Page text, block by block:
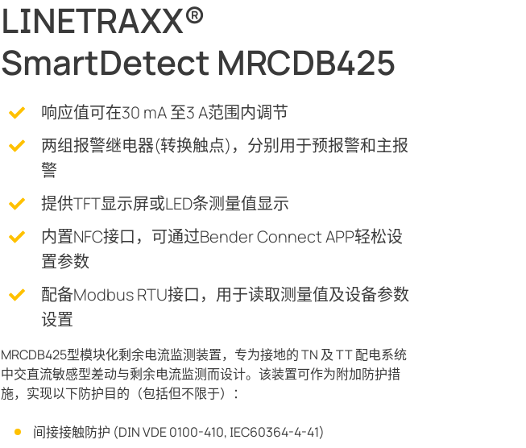
LINETRAXX®
SmartDetect MRCDB425
响应值可在30 mA 至3 A范围内调节
两组报警继电器(转换触点)，分别用于预报警和主报
警
提供TFT显示屏或LED条测量值显示
内置NFC接口，可通过Bender Connect APP轻松设
置参数
配备Modbus RTU接口，用于读取测量值及设备参数
设置
MRCDB425型模块化剩余电流监测装置，专为接地的 TN 及 TT 配电系统
中交直流敏感型差动与剩余电流监测而设计。该装置可作为附加防护措
施，实现以下防护目的（包括但不限于）：
间接接触防护 (DIN VDE 0100-410, IEC60364-4-41)